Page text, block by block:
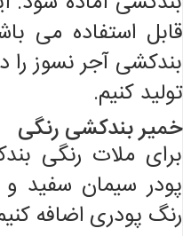
قابل استفاده می
بندکشی آجر نسوز را
تولید کنیم.
خمیر بندکشی رنگی
برای ملات رنگی
پودر سیمان سفید
رنگ پودری اضافه